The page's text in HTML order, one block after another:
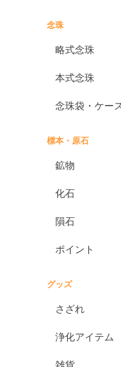
念珠
略式念珠
本式念珠
念珠袋・ケー
標本・原石
鉱物
化石
隕石
ポイント
グッズ
さざれ
浄化アイテム